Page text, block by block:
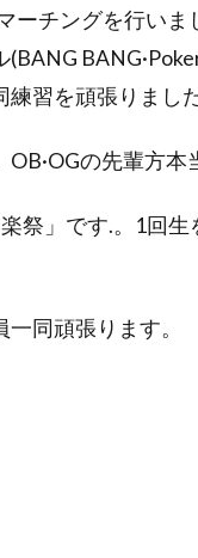
ーチングを行い
習を頑張りました
の先輩方
祭」です.。1回
同頑張ります。